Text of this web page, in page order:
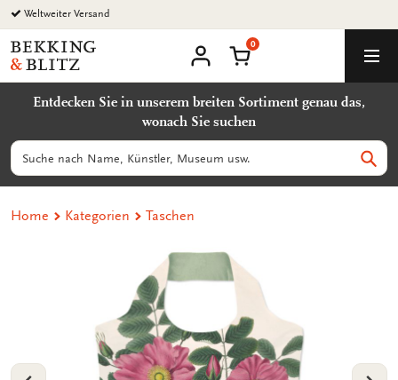
Zurück
zum
Inhalt
Weltweiter Versand
Bekking
&
Uitgevers
Warenkorb
0
Entdecken Sie in unserem breiten Sortiment genau das,
wonach Sie suchen
Suchen
Home Kategorien Taschen